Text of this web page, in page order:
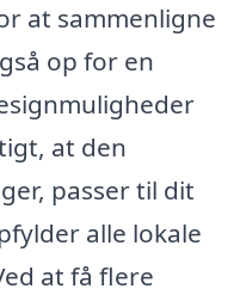
at sammenligne
op for en
at den
passer til dit
alle lokale
at få flere